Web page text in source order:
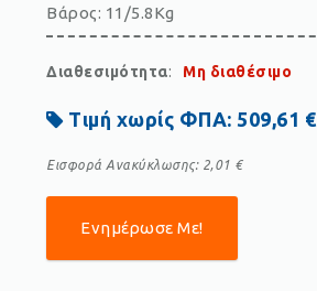
Βάρος: 11/5.8Kg
Διαθεσιμότητα: Μη διαθέσιμο
Τιμή χωρίς ΦΠΑ: 509,61 €
Εισφορά Ανακύκλωσης: 2,01 €
Ενημέρωσε Με!